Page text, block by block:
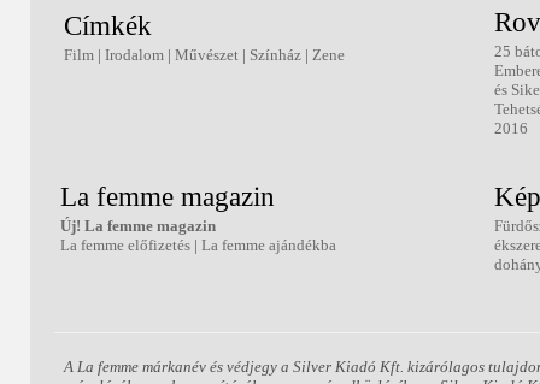
Címkék
Film | Irodalom | Művészet | Színház | Zene
25
és
2016
La femme magazin
Új! La femme magazin
La femme előfizetés | La femme ajándékba
A La femme márkanév és védjegy a Silver Kiadó Kft. kizárólagos